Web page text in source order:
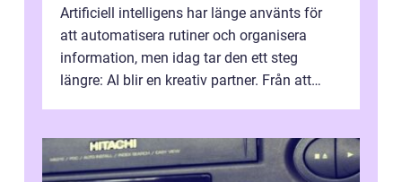
Artificiell intelligens har länge använts för
att automatisera rutiner och organisera
information, men idag tar den ett steg
längre: AI blir en kreativ partner. Från att